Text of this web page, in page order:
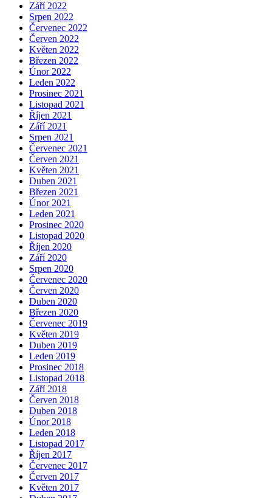
Září 2022
Srpen 2022
Červenec 2022
Červen 2022
Květen 2022
Březen 2022
Únor 2022
Leden 2022
Prosinec 2021
Listopad 2021
Říjen 2021
Září 2021
Srpen 2021
Červenec 2021
Červen 2021
Květen 2021
Duben 2021
Březen 2021
Únor 2021
Leden 2021
Prosinec 2020
Listopad 2020
Říjen 2020
Září 2020
Srpen 2020
Červenec 2020
Červen 2020
Duben 2020
Březen 2020
Červenec 2019
Květen 2019
Duben 2019
Leden 2019
Prosinec 2018
Listopad 2018
Září 2018
Červen 2018
Duben 2018
Únor 2018
Leden 2018
Listopad 2017
Říjen 2017
Červenec 2017
Červen 2017
Květen 2017